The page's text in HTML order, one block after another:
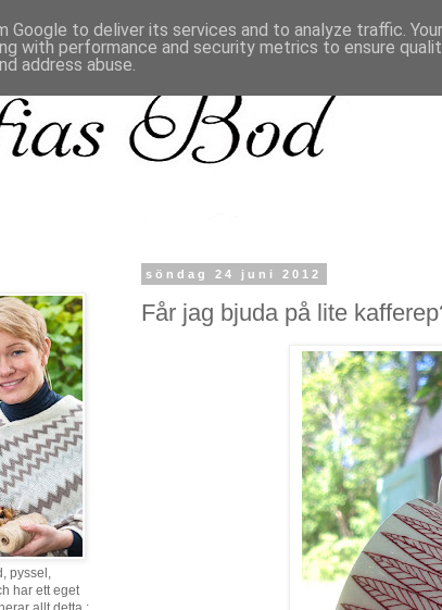
söndag 24 juni 2012
Får jag bjuda på lite
pyssel,
har ett eget
Google to deliver its services and to analyze traffic.
with performance and security metrics to ensure
address abuse.